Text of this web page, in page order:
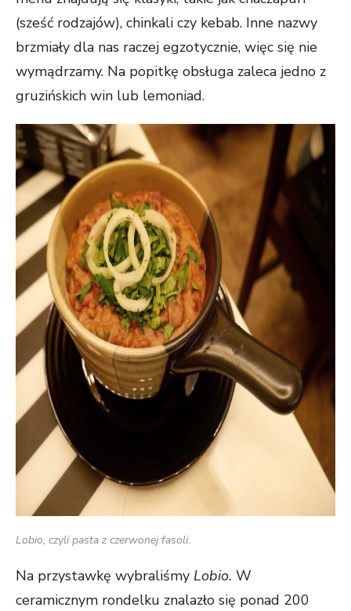
(sześć rodzajów), chinkali czy kebab. Inne nazwy
brzmiały dla nas raczej egzotycznie, więc się nie
wymądrzamy. Na popitkę obsługa zaleca jedno z
gruzińskich win lub lemoniad.
Lobio, czyli pasta z czerwonej fasoli.
Na przystawkę wybraliśmy Lobio. W
ceramicznym rondelku znalazło się ponad 200